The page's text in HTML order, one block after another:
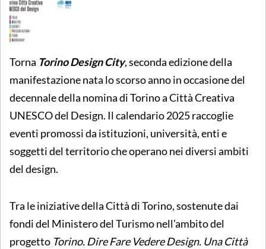
Torna Torino Design City, seconda edizione della
manifestazione nata lo scorso anno in occasione del
decennale della nomina di Torino a Città Creativa
UNESCO del Design. Il calendario 2025 raccoglie
eventi promossi da istituzioni, università, enti e
soggetti del territorio che operano nei diversi ambiti
del design.
Tra le iniziative della Città di Torino, sostenute dai
fondi del Ministero del Turismo nell’ambito del
progetto Torino. Dire Fare Vedere Design. Una Città